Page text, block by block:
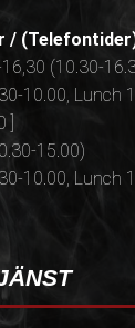
/
(10.30-
10.00, Lunch
15.00)
10.00, Lunch